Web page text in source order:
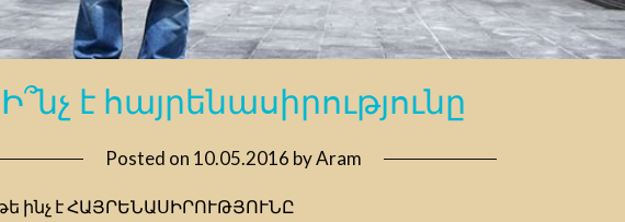
Ի՞նչ է հայրենասիրությունը
Posted on 10.05.2016 byAram
ինչ է ՀԱՅՐԵՆԱՍԻՐՈՒԹՅՈՒՆԸ